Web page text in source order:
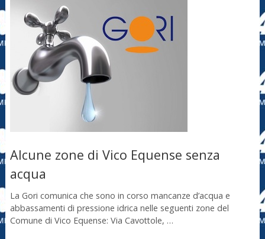
Alcune zone di Vico Equense senza
acqua
La Gori comunica che sono in corso mancanze d’acqua e
abbassamenti di pressione idrica nelle seguenti zone del
Comune di Vico Equense: Via Cavottole, …